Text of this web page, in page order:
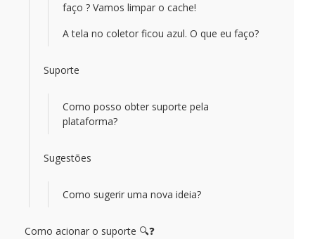
faço ? Vamos limpar o cache!
A tela no coletor ficou azul. O que eu faço?
Suporte
Como posso obter suporte pela
plataforma?
Sugestões
Como sugerir uma nova ideia?
Como acionar o suporte 🔍❓